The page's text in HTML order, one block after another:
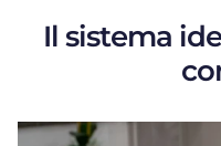
Il sistema